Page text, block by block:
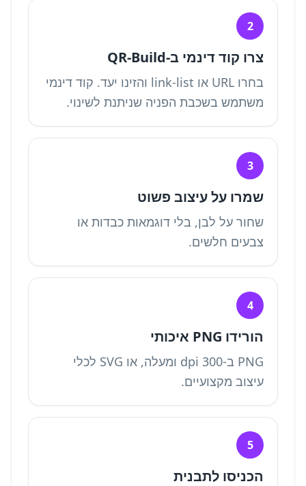
2
צרו קוד דינמי ב-QR-Build
בחרו URL או link-list והזינו יעד. קוד דינמי
משתמש בשכבת הפניה שניתנת לשינוי.
3
שמרו על עיצוב פשוט
שחור על לבן, בלי דוגמאות כבדות או
צבעים חלשים.
4
הורידו PNG איכותי
PNG ב-300 dpi ומעלה, או SVG לכלי
עיצוב מקצועיים.
5
הכניסו לתבנית